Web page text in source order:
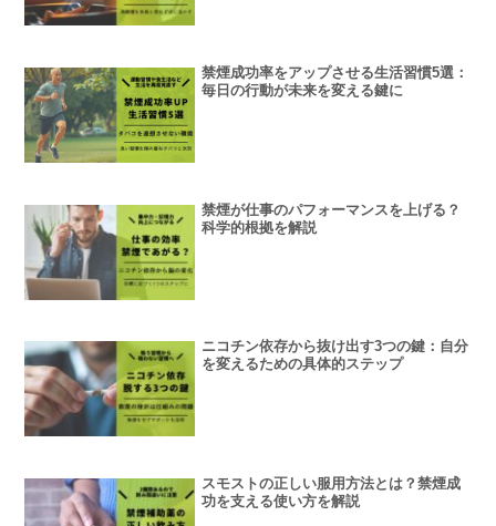
禁煙成功率をアップさせる生活習慣5選：
毎日の行動が未来を変える鍵に
禁煙が仕事のパフォーマンスを上げる？
科学的根拠を解説
ニコチン依存から抜け出す3つの鍵：自分
を変えるための具体的ステップ
スモストの正しい服用方法とは？禁煙成
功を支える使い方を解説